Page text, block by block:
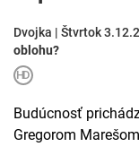
Dvojka | Štvrtok
oblohu?
Budúcnosť
Gregorom